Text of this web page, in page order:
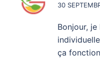
30
Bonjour,
ça